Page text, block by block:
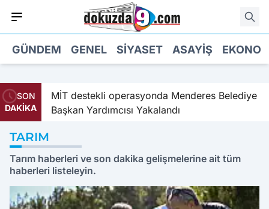
GÜNDEM GENEL SIYASET ASAYIŞ
SON
DAKİKA
MİT destekli operasyonda Menderes Belediye
Başkan Yardımcısı Yakalandı
TARIM
Tarım haberleri ve son dakika gelişmelerine ait tüm
haberleri listeleyin.